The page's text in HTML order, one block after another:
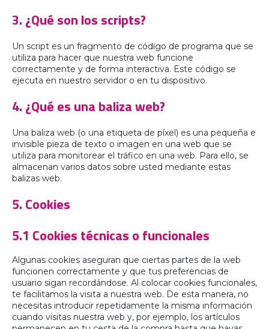
3. ¿Qué son los scripts?
Un script es un fragmento de código de programa que se
utiliza para hacer que nuestra web funcione
correctamente y de forma interactiva. Este código se
ejecuta en nuestro servidor o en tu dispositivo.
4. ¿Qué es una baliza web?
Una baliza web (o una etiqueta de píxel) es una pequeña e
invisible pieza de texto o imagen en una web que se
utiliza para monitorear el tráfico en una web. Para ello, se
almacenan varios datos sobre usted mediante estas
balizas web.
5. Cookies
5.1 Cookies técnicas o funcionales
Algunas cookies aseguran que ciertas partes de la web
funcionen correctamente y que tus preferencias de
usuario sigan recordándose. Al colocar cookies funcionales,
te facilitamos la visita a nuestra web. De esta manera, no
necesitas introducir repetidamente la misma información
cuando visitas nuestra web y, por ejemplo, los artículos